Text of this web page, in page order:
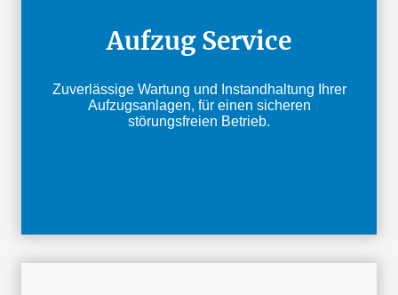
Aufzug Service
Zuverlässige Wartung und Instandhaltung Ihrer
Aufzugsanlagen, für einen sicheren
störungsfreien Betrieb.